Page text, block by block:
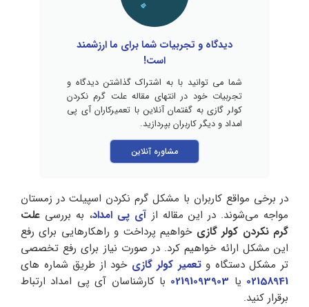
دیدگاه و تجربیات شما برای ما ارزشمند
است!
شما می توانید با به اشتراک گذاشتن دیدگاه و
تجربیات خود در انتهای مقاله علت گرم نکردن
کولر گازی به گفتمان آنلاین با تعمیرکاران آی پی
امداد و دیگر کاربران بپردازید.
مشاوره آنلاین
در برخی مواقع کاربران با مشکل گرم نکردن اسپیلت در زمستان
مواجه می‌شوند. در این مقاله از آی پی امداد، به بررسی علت
گرم نکردن کولر گازی خواهیم پرداخت و راهکارهایی برای رفع
این مشکل ارائه خواهیم کرد. در صورت نیاز برای رفع تخصصی
تر مشکل دستگاه وتعمیر کولر گازی خود از طریق شماره های
02158941 یا 02191093903 با کارشناسان آی پی امداد ارتباط
برقرار کنید.